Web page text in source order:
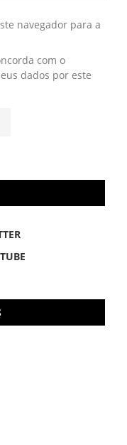
navegador para a
com o
dados por este